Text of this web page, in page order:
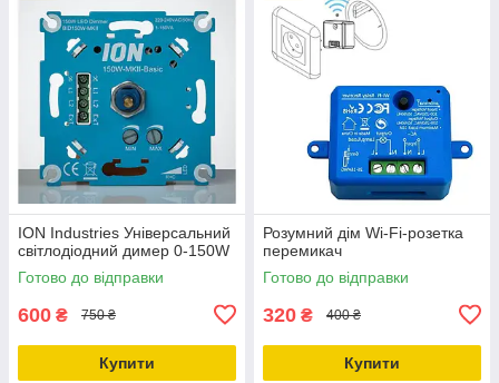
ION Industries Універсальний
світлодіодний димер 0-150W
Готово до відправки
600 ₴ 750 ₴
Купити
Розумний дім Wi-Fi-розетка
перемикач
Готово до відправки
320 ₴ 400 ₴
Купити